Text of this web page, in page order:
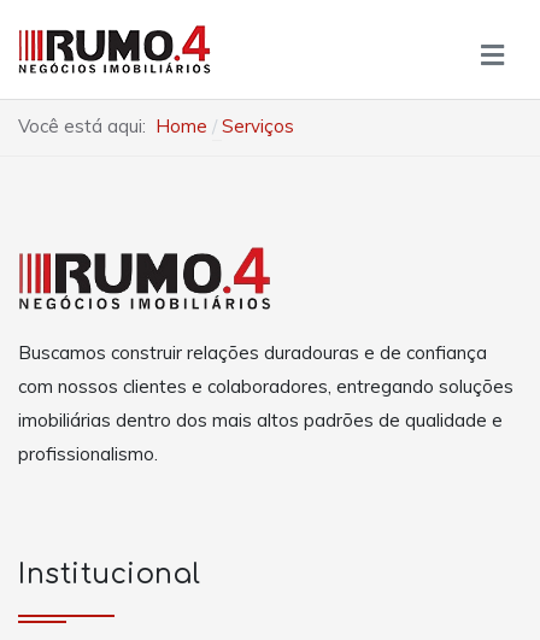
Você está aqui: Home Serviços
Buscamos construir relações duradouras e de confiança
com nossos clientes e colaboradores, entregando soluções
imobiliárias dentro dos mais altos padrões de qualidade e
profissionalismo.
Institucional